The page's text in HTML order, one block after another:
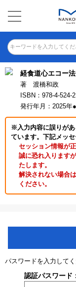
キーワードを入力してくだ
経食道心エコー
著 渡橋和政
ISBN：978-4-524-
発行年月：2025年
※入力内容に誤りが
ています。下記メッセ
セッション情報が
誠に恐れ入ります
たします。
解決されない場合
ください。
パスワードを入力してく
認証パスワード